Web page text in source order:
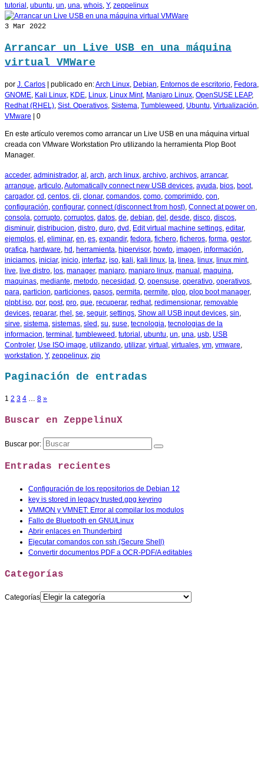
tutorial , ubuntu, un, una, whois, Y, zeppelinux
3 Mar 2022
Arrancar un Live USB en una máquina
virtual VMWare
por J. Carlos publicado en:Arch Linux, Debian, Entornos de escritorio, Fedora,
GNOME, Kali Linux, KDE, Linux, Linux Mint, Manjaro Linux, OpenSUSE LEAP,
Redhat (RHEL), Sist. Operativos, Sistema, Tumbleweed , Ubuntu, Virtualización,
VMware
0
En este artículo veremos como arrancar un Live USB en una máquina virtual
creada con VMware Workstation Pro utilizando la herramienta Plop Boot
Manager.
acceder, administrador, al , arch, arch linux, archivo, archivos, arrancar,
arranque, articulo,Automatically connect new USB devices, ayuda, bios, boot,
cargador, cd , centos, cli, clonar, comandos, como, comprimido, con,
configuración, configurar, connect (disconnect from host), Connect at power on,
consola, corrupto, corruptos, datos, de, debian, del , desde, disco, discos,
disminuir, distribucion, distro, duro, dvd , Edit virtual machine settings, editar,
ejemplos, el , eliminar, en, es, expandir, fedora, fichero, ficheros, forma, gestor,
grafica, hardware, hd , herramienta, hipervisor, howto, imagen, información,
iniciamos, iniciar, inicio, interfaz, iso, kali, kali linux, la, linea, linux, linux mint,
live, live distro, los, manager, manjaro, manjaro linux, manual , maquina,
maquinas, mediante, metodo, necesidad , O, opensuse, operativo, operativos,
para, particion, particiones, pasos, permita, permite, plop, plop boot manager,
plpbt.iso, por, post, pro, que, recuperar, redhat, redimensionar, removable
devices, reparar, rhel , se, seguir, settings, Show all USB input devices, sin,
sirve, sistema, sistemas, sled , su, suse, tecnologia, tecnologias de la
informacion, terminal , tumbleweed , tutorial , ubuntu, un, una, usb, USB
Controler, Use ISO image, utilizando, utilizar, virtual , virtuales, vm, vmware,
workstation, Y, zeppelinux, zip
Paginación de entradas
1 2 3 4 8 »
Buscar en ZeppelinuX
Buscar por:
Entradas recientes
Configuración de los repositorios de Debian 12
key is stored in legacy trusted.gpg keyring
VMMON y VMNET: Error al compilar los modulos
Fallo de Bluetooth en GNU/Linux
Abrir enlaces en Thunderbird
Ejecutar comandos con ssh (Secure Shell)
Convertir documentos PDF a OCR-PDF/A editables
Categorías
Categorías